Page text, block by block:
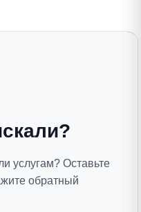
услугам? Оставьте
обратный